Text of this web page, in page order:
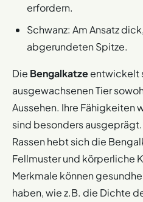
erfordern.
Schwanz: Am Ansatz
abgerundeten Spitze.
Die Bengalkatzeentwickelt
ausgewachsenen Tier
Aussehen. Ihre Fähigkeiten
sind besonders
Rassen hebt sich die
Fellmuster und körperliche
Merkmale können
haben, wie z.B. die Dichte